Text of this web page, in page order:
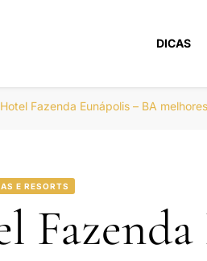
Boa
DICAS
Hotel Fazenda Eunápolis – BA
E RESORTS